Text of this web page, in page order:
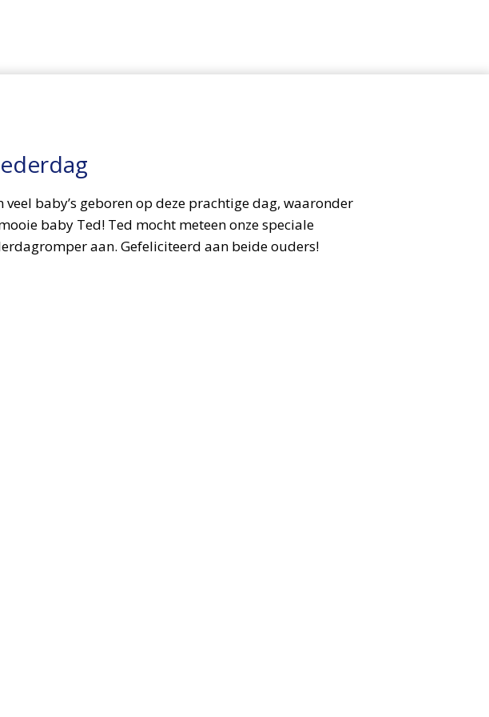
veel baby’s geboren op deze prachtige dag, waaronder
baby Ted! Ted mocht meteen onze speciale
aan. Gefeliciteerd aan beide ouders!